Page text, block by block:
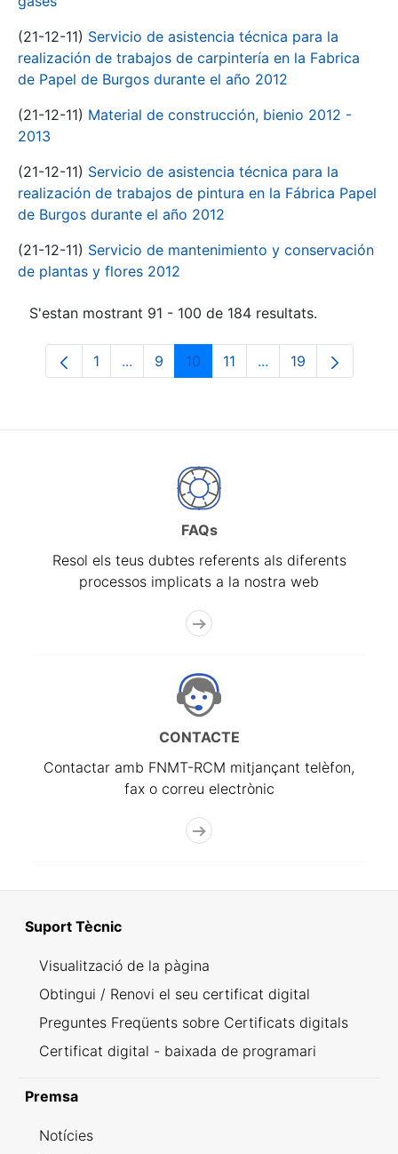
(21-12-11) Servicio de asistencia técnica para la
realización de trabajos de carpintería en la Fabrica
de Papel de Burgos durante el año 2012
(21-12-11) Material de construcción, bienio 2012 -
2013
(21-12-11) Servicio de asistencia técnica para la
realización de trabajos de pintura en la Fábrica Papel
de Burgos durante el año 2012
(21-12-11) Servicio de mantenimiento y conservación
de plantas y flores 2012
S'estan mostrant 91 - 100 de 184 resultats.
Pàgina
1 ...Pàgines intermèdies Utilitzeu TAB per
Pàgina
9 Pàgina
10 Pàgina
11 ...PàginesPàgina
19
FAQs
Resol els teus dubtes referents als diferents
processos implicats a la nostra web
CONTACTE
Contactar amb FNMT-RCM mitjançant telèfon,
fax o correu electrònic
Suport Tècnic
Visualització de la pàgina
Obtingui / Renovi el seu certificat digital
Preguntes Freqüents sobre Certificats digitals
Certificat digital - baixada de programari
Premsa
Notícies